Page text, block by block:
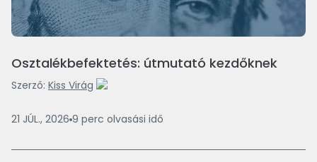
Osztalékbefektetés: útmutató kezdőknek
Szerző: Kiss Virág
21 JÚL., 2026 9 perc olvasási idő